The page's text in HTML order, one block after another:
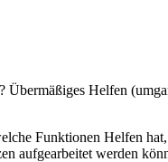
Helfen
Funktionen Helfen
aufgearbeitet werden